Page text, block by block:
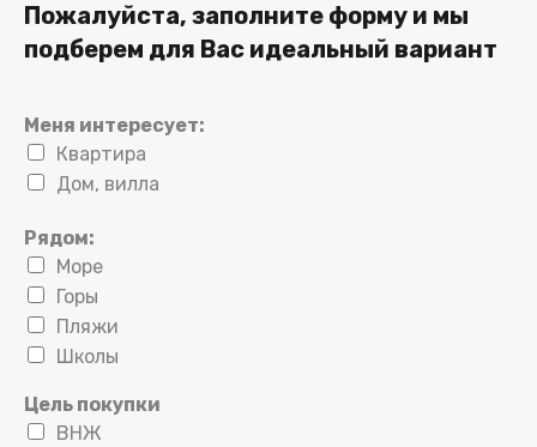
Пожалуйста, заполните форму и мы
подберем для Вас идеальный вариант
Меня интересует:
Квартира
Дом, вилла
Рядом:
Море
Горы
Пляжи
Школы
Цель покупки
ВНЖ